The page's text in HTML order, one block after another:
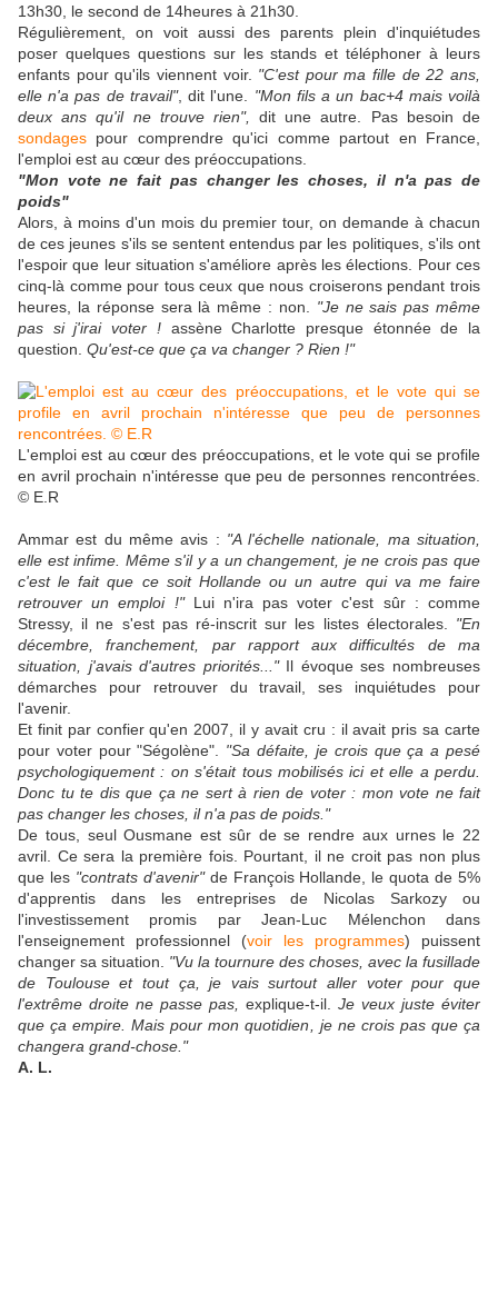
13h30, le second de 14heures à 21h30.
Régulièrement, on voit aussi des parents plein d'inquiétudes
poser quelques questions sur les stands et téléphoner à leurs
enfants pour qu'ils viennent voir. "C'est pour ma fille de 22 ans,
elle n'a pas de travail", dit l'une. "Mon fils a un bac+4 mais voilà
deux ans qu'il ne trouve rien",
dit une autre. Pas besoin de
sondages pour comprendre qu'ici comme partout en France,
l'emploi est au cœur des préoccupations.
"Mon vote ne fait pas changer les choses, il n'a pas de
poids"
Alors, à moins d'un mois du premier tour, on demande à chacun
de ces jeunes s'ils se sentent entendus par les politiques, s'ils ont
l'espoir que leur situation s'améliore après les élections. Pour ces
cinq-là comme pour tous ceux que nous croiserons pendant trois
heures, la réponse sera là même : non. "Je ne sais pas même
pas si j'irai voter !assène Charlotte presque étonnée de la
question. Qu'est-ce que ça va changer ? Rien !"
L'emploi est au cœur des préoccupations, et le vote qui se profile
en avril prochain n'intéresse que peu de personnes rencontrées.
© E.R
Ammar est du même avis : "A l'échelle nationale, ma situation,
elle est infime. Même s'il y a un changement, je ne crois pas que
c'est le fait que ce soit Hollande ou un autre qui va me faire
retrouver un emploi !"Lui n'ira pas voter c'est sûr : comme
Stressy, il ne s'est pas ré-inscrit sur les listes électorales. "En
décembre, franchement, par rapport aux difficultés de ma
situation, j'avais d'autres priorités..."Il évoque ses nombreuses
démarches pour retrouver du travail, ses inquiétudes pour
l'avenir.
Et finit par confier qu'en 2007, il y avait cru : il avait pris sa carte
pour voter pour "Ségolène". "Sa défaite, je crois que ça a pesé
psychologiquement : on s'était tous mobilisés ici et elle a perdu.
Donc tu te dis que ça ne sert à rien de voter : mon vote ne fait
pas changer les choses, il n'a pas de poids."
De tous, seul Ousmane est sûr de se rendre aux urnes le 22
avril. Ce sera la première fois. Pourtant, il ne croit pas non plus
que les "contrats d'avenir"de François Hollande, le quota de 5%
d'apprentis dans les entreprises de Nicolas Sarkozy ou
l'investissement promis par Jean-Luc Mélenchon dans
l'enseignement professionnel (voir les programmes) puissent
changer sa situation. "Vu la tournure des choses, avec la fusillade
de Toulouse et tout ça, je vais surtout aller voter pour que
l'extrême droite ne passe pas,
explique-t-il. Je veux juste éviter
que ça empire. Mais pour mon quotidien, je ne crois pas que ça
changera grand-chose."
A. L.